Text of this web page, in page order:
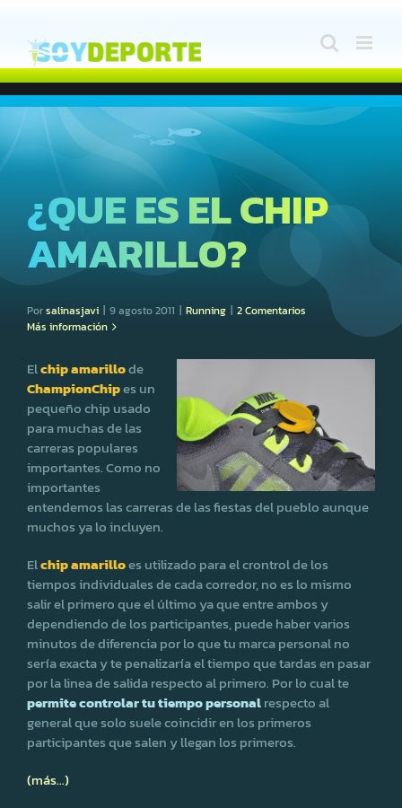
contenido
¿QUE ES EL CHIP
AMARILLO?
Porsalinasjavi | 9 agosto 2011 | Running | 2 Comentarios
Más información
Elchip amarillode
ChampionChipes un
pequeño chip usado
para muchas de las
carreras populares
importantes. Como no
importantes
entendemos las carreras de las fiestas del pueblo aunque
muchos ya lo incluyen.
Elchip amarilloes utilizado para el crontrol de los
tiempos individuales de cada corredor, no es lo mismo
salir el primero que el último ya que entre ambos y
dependiendo de los participantes, puede haber varios
minutos de diferencia por lo que tu marca personal no
sería exacta y te penalizaría el tiempo que tardas en pasar
por la linea de salida respecto al primero. Por lo cual te
permite controlar tu tiempo personalrespecto al
general que solo suele coincidir en los primeros
participantes que salen y llegan los primeros.
(más…)